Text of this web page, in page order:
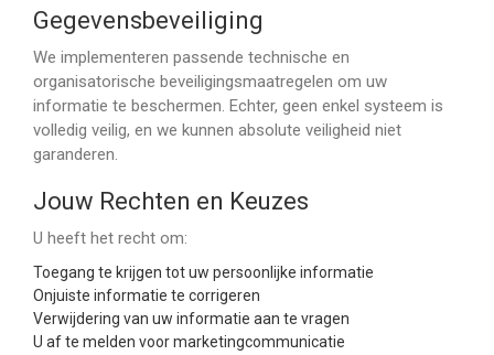
Gegevensbeveiliging
We implementeren passende technische en
organisatorische beveiligingsmaatregelen om uw
informatie te beschermen. Echter, geen enkel systeem is
volledig veilig, en we kunnen absolute veiligheid niet
garanderen.
Jouw Rechten en Keuzes
U heeft het recht om:
Toegang te krijgen tot uw persoonlijke informatie
Onjuiste informatie te corrigeren
Verwijdering van uw informatie aan te vragen
U af te melden voor marketingcommunicatie